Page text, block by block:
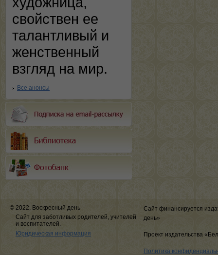
свойствен ее
талантливый и
женственный
взгляд на мир.
Все анонсы
© 2022, Воскресный день
Сайт для заботливых родителей, учителей
и воспитателей.
Юридическая информация
Сайт финансируется
день»
Проект издательства
Политика